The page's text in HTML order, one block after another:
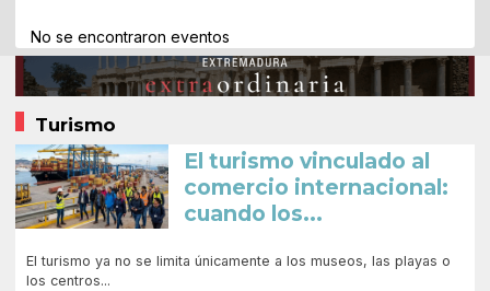
No se encontraron eventos
Turismo
El turismo vinculado al
comercio internacional:
cuando los...
El turismo ya no se limita únicamente a los museos, las playas o
los centros...